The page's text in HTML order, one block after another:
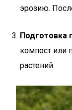
эрозию.
Подготовка
компост или
растений.